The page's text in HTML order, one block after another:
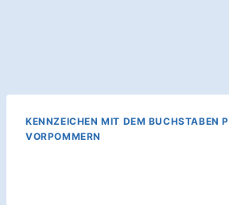
KENNZEICHEN MIT DEM BUCHSTABEN P
VORPOMMERN